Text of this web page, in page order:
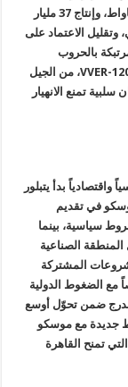
ميغاواط، وإنتاج 37 مليار
وتقليل الاعتماد على
بالحروب
، من الجيل
سلبية تمنع الانهيار
واقتصادياً بدأ يتبلور
في تقديم
سياسية، بينما
المنطقة الصناعية
المشتركة
مع الضغوط الدولية
يندرج ضمن تحوّل أوسع
جديدة مع موسكو
تمنح القاهرة